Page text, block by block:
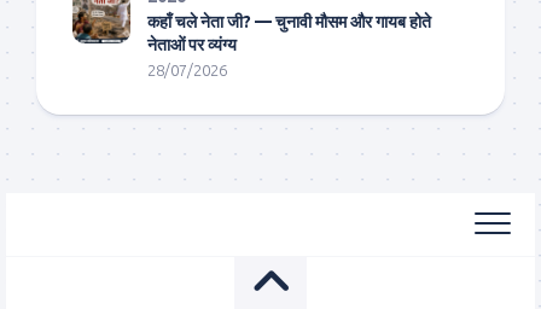
कहाँ चले नेता जी? — चुनावी मौसम और गायब होते
नेताओं पर व्यंग्य
28/07/2026